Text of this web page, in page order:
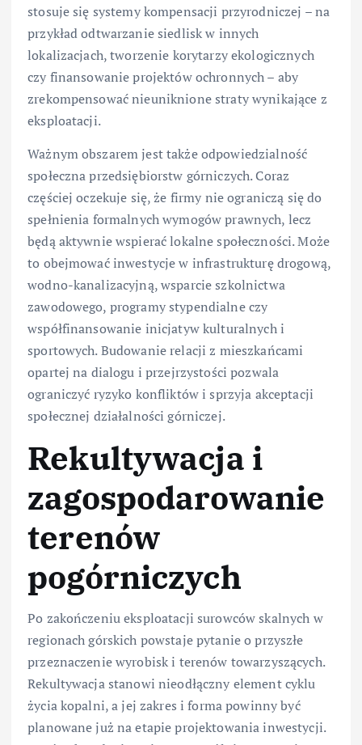
stosuje się systemy kompensacji przyrodniczej – na
przykład odtwarzanie siedlisk w innych
lokalizacjach, tworzenie korytarzy ekologicznych
czy finansowanie projektów ochronnych – aby
zrekompensować nieuniknione straty wynikające z
eksploatacji.
Ważnym obszarem jest także odpowiedzialność
społeczna przedsiębiorstw górniczych. Coraz
częściej oczekuje się, że firmy nie ograniczą się do
spełnienia formalnych wymogów prawnych, lecz
będą aktywnie wspierać lokalne społeczności. Może
to obejmować inwestycje w infrastrukturę drogową,
wodno-kanalizacyjną, wsparcie szkolnictwa
zawodowego, programy stypendialne czy
współfinansowanie inicjatyw kulturalnych i
sportowych. Budowanie relacji z mieszkańcami
opartej na dialogu i przejrzystości pozwala
ograniczyć ryzyko konfliktów i sprzyja akceptacji
społecznej działalności górniczej.
Rekultywacja i
zagospodarowanie
terenów
pogórniczych
Po zakończeniu eksploatacji surowców skalnych w
regionach górskich powstaje pytanie o przyszłe
przeznaczenie wyrobisk i terenów towarzyszących.
Rekultywacja stanowi nieodłączny element cyklu
życia kopalni, a jej zakres i forma powinny być
planowane już na etapie projektowania inwestycji.